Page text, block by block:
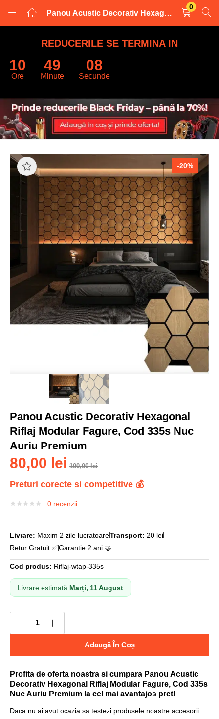
Panou Acustic Decorativ Hexagonal Riflaj Modular Fagure, Cod 335s Nuc Auriu Premium
0
LOGARE
INREGISTRARE
Introduceti numele de utilizator și parola pentru a va autentifica.
Logare
Parola uitata?
REDUCERILE SE TERMINA IN
10
Ore
49
Minute
07
Secunde
-20%
Panou Acustic Decorativ Hexagonal
Riflaj Modular Fagure, Cod 335s Nuc
Auriu Premium
80,00 lei 100,00lei
Preturi corecte si competitive 💰
0 recenzii
Livrare: Maxim 2 zile lucratoareTransport: 20 lei
Retur Gratuit ✅Garantie 2 ani 🤝
Cod produs: Riflaj-wtap-335s
Livrare estimată:Marți, 11 August
Adaugă În Coș
Profita de oferta noastra si cumpara Panou Acustic
Decorativ Hexagonal Riflaj Modular Fagure, Cod 335s
Nuc Auriu Premium la cel mai avantajos pret!
Daca nu ai avut ocazia sa testezi produsele noastre accesorii